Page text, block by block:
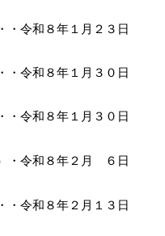
・令和８年１月２３日
・令和８年１月３０日
・令和８年１月３０日
・令和８年２月 ６日
・令和８年２月１３日